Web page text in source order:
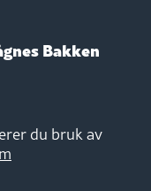
Bakken
du bruk av